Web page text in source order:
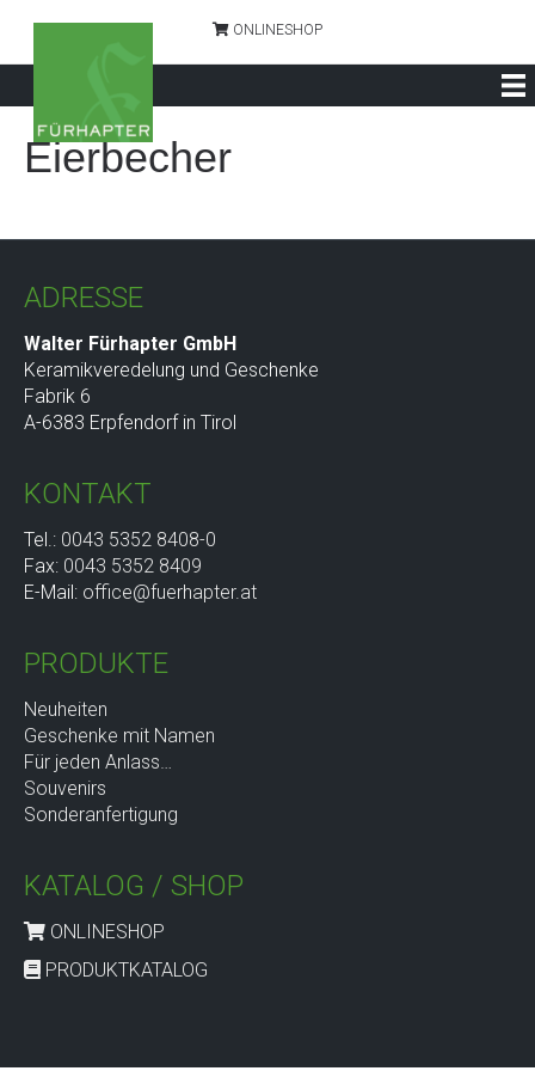
ONLINESHOP
Eierbecher
ADRESSE
Walter Fürhapter GmbH
Keramikveredelung und Geschenke
Fabrik 6
A-6383 Erpfendorf in Tirol
KONTAKT
Tel.: 0043 5352 8408-0
Fax: 0043 5352 8409
E-Mail: office@fuerhapter.at
PRODUKTE
Neuheiten
Geschenke mit Namen
Für jeden Anlass…
Souvenirs
Sonderanfertigung
KATALOG / SHOP
ONLINESHOP
PRODUKTKATALOG